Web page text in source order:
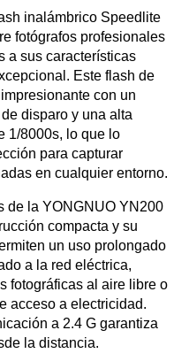
inalámbrico Speedlite
fotógrafos profesionales
a sus características
Este flash de
con un
disparo y una alta
1/8000s, lo que lo
para capturar
en cualquier entorno.
de la YONGNUO YN200
compacta y su
un uso prolongado
a la red eléctrica,
fotográficas al aire libre o
acceso a electricidad.
a 2.4 G garantiza
la distancia.